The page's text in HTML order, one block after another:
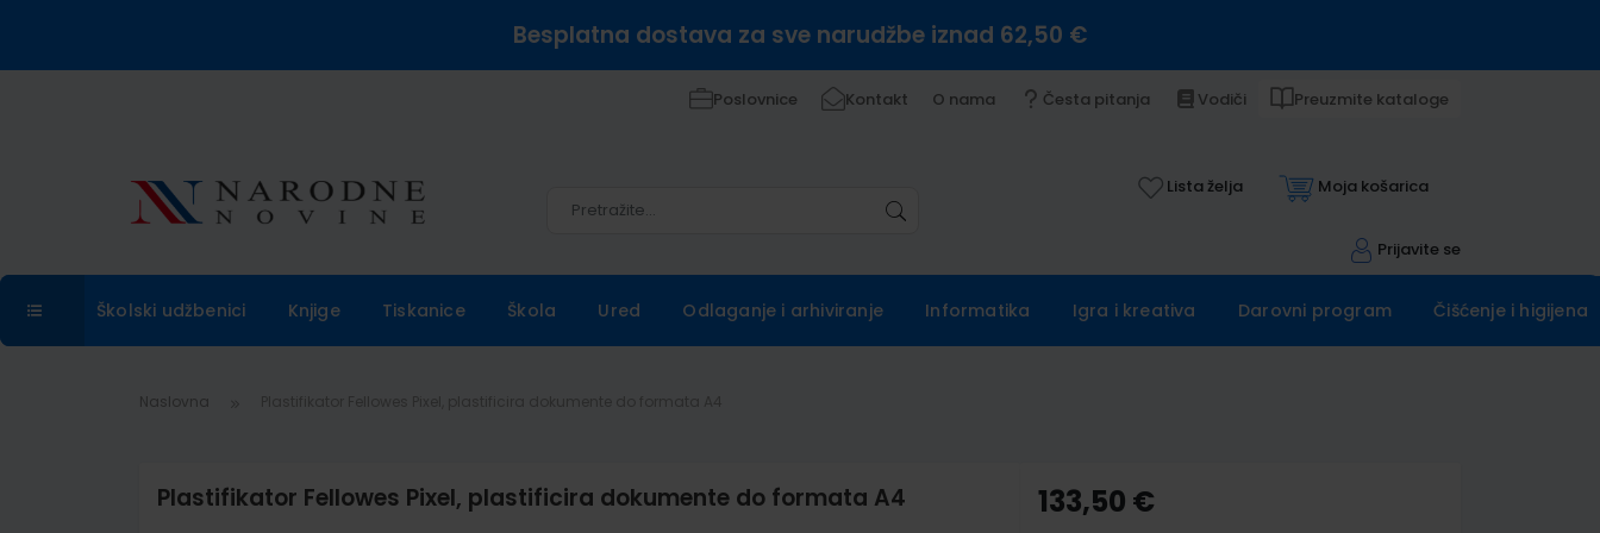
Besplatna dostava za sve narudžbe iznad 62,50 €
Poslovnice Kontakt O nama Česta pitanja Vodiči Preuzmite kataloge
Lista želja Moja košarica
Prijavite se
Školski udžbenici Knjige Tiskanice Škola Ured Odlaganje i arhiviranje Informatika Igra i kreativa Darovni program Čišćenje i higijena
Naslovna
Plastifikator Fellowes Pixel, plastificira dokumente do formata A4 133,50 €